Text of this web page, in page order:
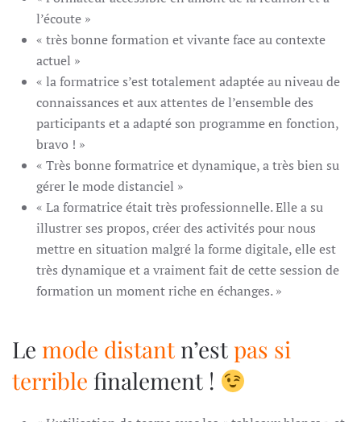
l’écoute »
« très bonne formation et vivante face au contexte
actuel »
« la formatrice s’est totalement adaptée au niveau de
connaissances et aux attentes de l’ensemble des
participants et a adapté son programme en fonction,
bravo ! »
« Très bonne formatrice et dynamique, a très bien su
gérer le mode distanciel »
« La formatrice était très professionnelle. Elle a su
illustrer ses propos, créer des activités pour nous
mettre en situation malgré la forme digitale, elle est
très dynamique et a vraiment fait de cette session de
formation un moment riche en échanges. »
Le mode distant n’estpas si
terrible finalement !